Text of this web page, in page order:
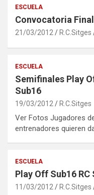
ESCUELA
Convocatoria
21/03/2012 R.C.Sitges
ESCUELA
Semifinales Play
Sub16
19/03/2012 R.C.Sitges
Ver Fotos Jugadores
entrenadores quieren
ESCUELA
Play Off Sub16 RC
11/03/2012 R.C.Sitges